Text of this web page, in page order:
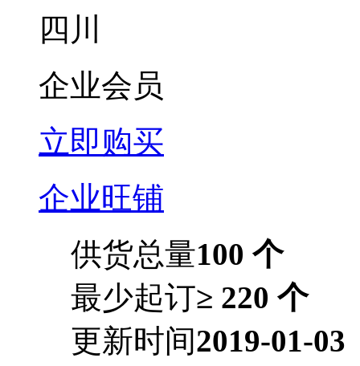
四川
企业会员
立即购买
企业旺铺
供货总量100 个
最少起订≥ 220 个
更新时间2019-01-03